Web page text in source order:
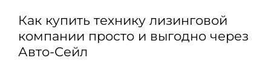
Как купить технику лизинговой
компании просто и выгодно через
Авто-Сейл